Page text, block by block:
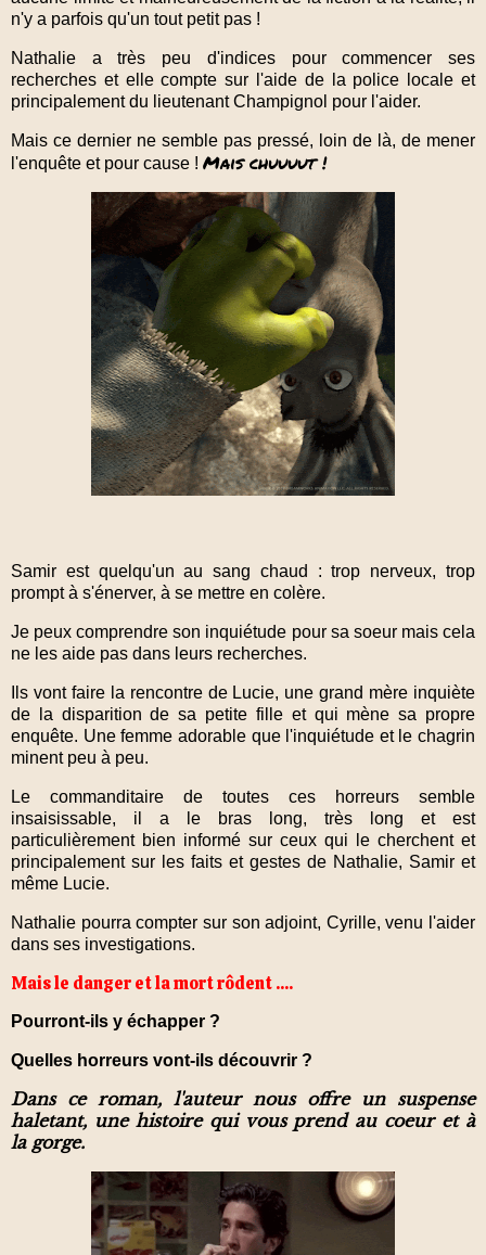
n'y a parfois qu'un tout petit pas !
Nathalie a très peu d'indices pour commencer ses
recherches et elle compte sur l'aide de la police locale et
principalement du lieutenant Champignol pour l'aider.
Mais ce dernier ne semble pas pressé, loin de là, de mener
l'enquête et pour cause ! Mais chuuuut !
Samir est quelqu'un au sang chaud : trop nerveux, trop
prompt à s'énerver, à se mettre en colère.
Je peux comprendre son inquiétude pour sa soeur mais cela
ne les aide pas dans leurs recherches.
Ils vont faire la rencontre de Lucie, une grand mère inquiète
de la disparition de sa petite fille et qui mène sa propre
enquête. Une femme adorable que l'inquiétude et le chagrin
minent peu à peu.
Le commanditaire de toutes ces horreurs semble
insaisissable, il a le bras long, très long et est
particulièrement bien informé sur ceux qui le cherchent et
principalement sur les faits et gestes de Nathalie, Samir et
même Lucie.
Nathalie pourra compter sur son adjoint, Cyrille, venu l'aider
dans ses investigations.
Mais le danger et la mort rôdent ....
Pourront-ils y échapper ?
Quelles horreurs vont-ils découvrir ?
Dans ce roman, l'auteur nous offre un suspense
haletant, une histoire qui vous prend au coeur et à
la gorge.